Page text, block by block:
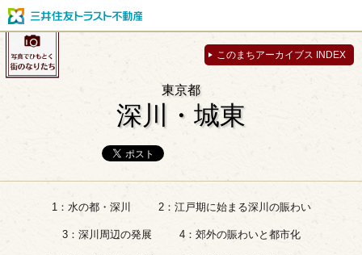
このまちアーカイブス INDEX
東京都
深川・城東
1：水の都・深川 2：江戸期に始まる深川の賑わい
3：深川周辺の発展 4：郊外の賑わいと都市化